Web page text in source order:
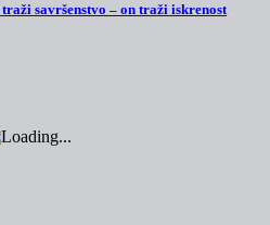
savršenstvo – on traži iskrenost